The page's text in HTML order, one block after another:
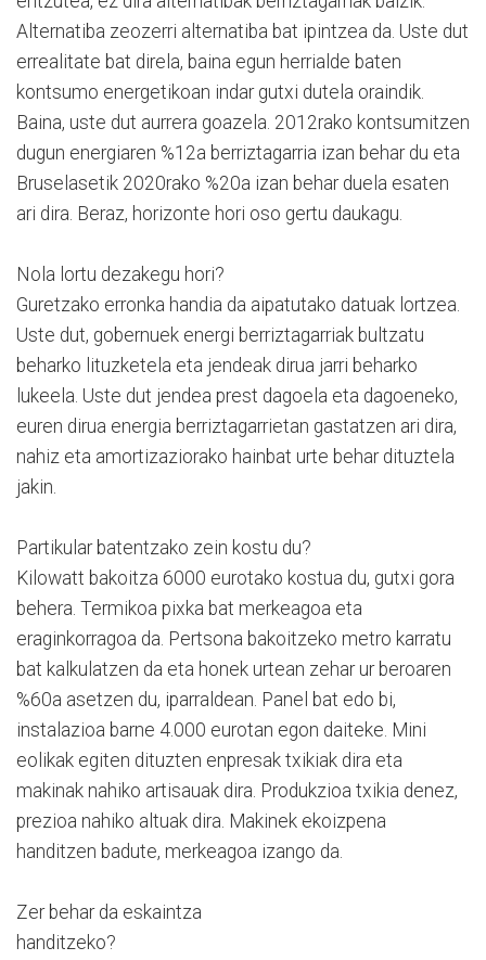
Alternatiba zeozerri alternatiba bat ipintzea da. Uste dut
errealitate bat direla, baina egun herrialde baten
kontsumo energetikoan indar gutxi dutela oraindik.
Baina, uste dut aurrera goazela. 2012rako kontsumitzen
dugun energiaren %12a berriztagarria izan behar du eta
Bruselasetik 2020rako %20a izan behar duela esaten
ari dira. Beraz, horizonte hori oso gertu daukagu.
Nola lortu dezakegu hori?
Guretzako erronka handia da aipatutako datuak lortzea.
Uste dut, gobernuek energi berriztagarriak bultzatu
beharko lituzketela eta jendeak dirua jarri beharko
lukeela. Uste dut jendea prest dagoela eta dagoeneko,
euren dirua energia berriztagarrietan gastatzen ari dira,
nahiz eta amortizaziorako hainbat urte behar dituztela
jakin.
Partikular batentzako zein kostu du?
Kilowatt bakoitza 6000 eurotako kostua du, gutxi gora
behera. Termikoa pixka bat merkeagoa eta
eraginkorragoa da. Pertsona bakoitzeko metro karratu
bat kalkulatzen da eta honek urtean zehar ur beroaren
%60a asetzen du, iparraldean. Panel bat edo bi,
instalazioa barne 4.000 eurotan egon daiteke. Mini
eolikak egiten dituzten enpresak txikiak dira eta
makinak nahiko artisauak dira. Produkzioa txikia denez,
prezioa nahiko altuak dira. Makinek ekoizpena
handitzen badute, merkeagoa izango da.
Zer behar da eskaintza
handitzeko?